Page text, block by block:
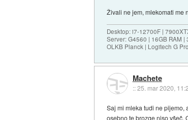
Živali ne jem, mlekomati me
Desktop: i7-12700F |
Server: G4560 | 16GB RAM |
OLKB Planck | Logitech G
Machete
::25. mar 2020,
Saj mi mleka tudi ne pijemo,
osebno te brozge niso všeč.